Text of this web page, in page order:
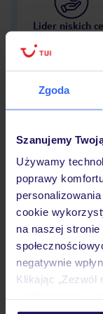
Zgoda
Szanujemy
Używamy
poprawy
cookie
na naszej
negatywnie
Klikając „Zezwól
Lider niskich
Opinie
Pokoje
Wyżywienie